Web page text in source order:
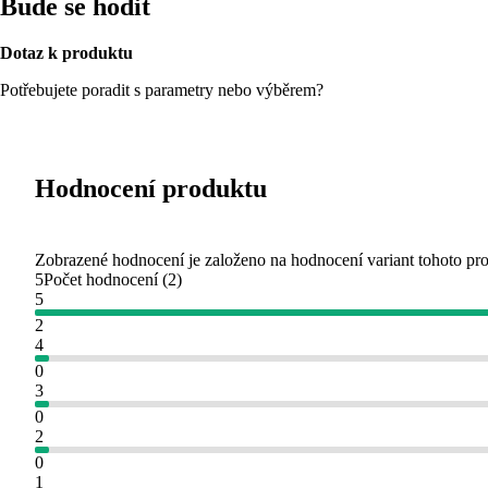
Bude se hodit
Dotaz k produktu
Potřebujete poradit s parametry nebo výběrem?
Hodnocení produktu
Zobrazené hodnocení je založeno na hodnocení variant tohoto
5Počet hodnocení(2)
5
2
4
0
3
0
2
0
1